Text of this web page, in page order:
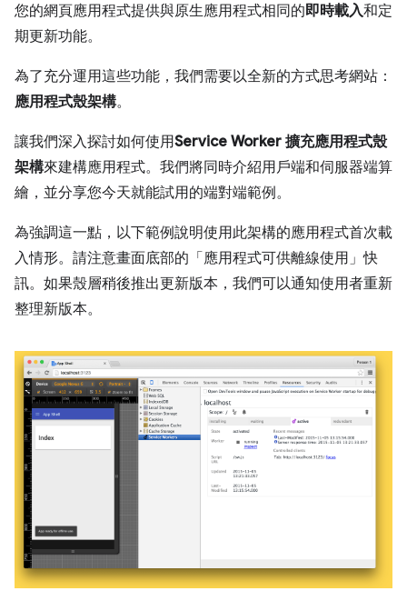
您的網頁應用程式提供與原生應用程式相同的即時載入和定
期更新功能。
為了充分運用這些功能，我們需要以全新的方式思考網站：
應用程式殼架構。
讓我們深入探討如何使用Service Worker 擴充應用程式殼
架構來建構應用程式。我們將同時介紹用戶端和伺服器端算
繪，並分享您今天就能試用的端對端範例。
為強調這一點，以下範例說明使用此架構的應用程式首次載
入情形。請注意畫面底部的「應用程式可供離線使用」快
訊。如果殼層稍後推出更新版本，我們可以通知使用者重新
整理新版本。